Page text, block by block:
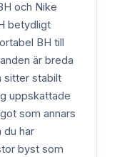
och Nike
betydligt
BH till
är breda
sitter stabilt
uppskattade
som annars
du har
byst som